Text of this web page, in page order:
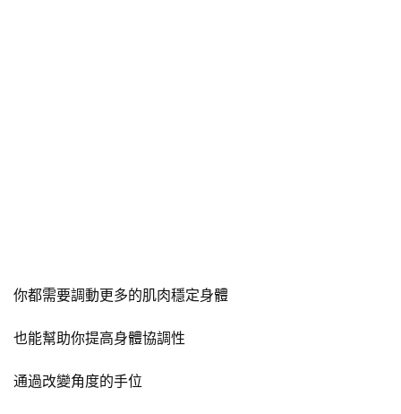
你都需要調動更多的肌肉穩定身體
也能幫助你提高身體協調性
通過改變角度的手位